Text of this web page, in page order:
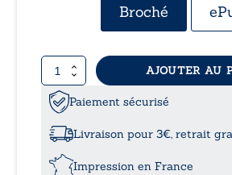
Broché
quantité
de
Une
étrange
disparition
AJOUTER AU
Paiement sécurisé
Livraison pour 3€, retrait
Impression en France